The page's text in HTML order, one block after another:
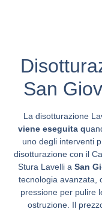
San
La disotturazione
viene eseguita q
uno degli interventi
disotturazione con il
Stura Lavelli a San
tecnologia avanzata,
pressione per pulire
ostruzione. Il